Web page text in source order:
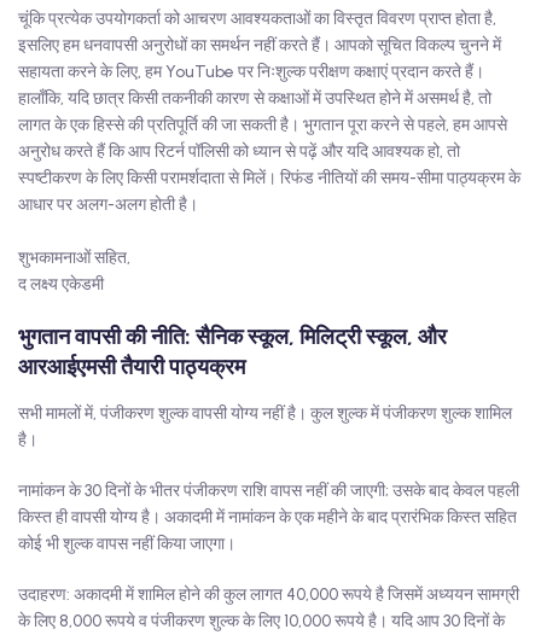
चूंकि प्रत्येक उपयोगकर्ता को आचरण आवश्यकताओं का विस्तृत विवरण प्राप्त होता है,
इसलिए हम धनवापसी अनुरोधों का समर्थन नहीं करते हैं। आपको सूचित विकल्प चुनने में
सहायता करने के लिए, हम YouTube पर निःशुल्क परीक्षण कक्षाएं प्रदान करते हैं।
हालाँकि, यदि छात्र किसी तकनीकी कारण से कक्षाओं में उपस्थित होने में असमर्थ है, तो
लागत के एक हिस्से की प्रतिपूर्ति की जा सकती है। भुगतान पूरा करने से पहले, हम आपसे
अनुरोध करते हैं कि आप रिटर्न पॉलिसी को ध्यान से पढ़ें और यदि आवश्यक हो, तो
स्पष्टीकरण के लिए किसी परामर्शदाता से मिलें। रिफंड नीतियों की समय-सीमा पाठ्यक्रम के
आधार पर अलग-अलग होती है।
शुभकामनाओं सहित,
द लक्ष्य एकेडमी
भुगतान वापसी की नीति: सैनिक स्कूल, मिलिट्री स्कूल, और
आरआईएमसी तैयारी पाठ्यक्रम
सभी मामलों में, पंजीकरण शुल्क वापसी योग्य नहीं है। कुल शुल्क में पंजीकरण शुल्क शामिल
है।
नामांकन के 30 दिनों के भीतर पंजीकरण राशि वापस नहीं की जाएगी; उसके बाद केवल पहली
किस्त ही वापसी योग्य है। अकादमी में नामांकन के एक महीने के बाद प्रारंभिक किस्त सहित
कोई भी शुल्क वापस नहीं किया जाएगा।
उदाहरण: अकादमी में शामिल होने की कुल लागत 40,000 रूपये है जिसमें अध्ययन सामग्री
के लिए 8,000 रूपये व पंजीकरण शुल्क के लिए 10,000 रूपये है। यदि आप 30 दिनों के